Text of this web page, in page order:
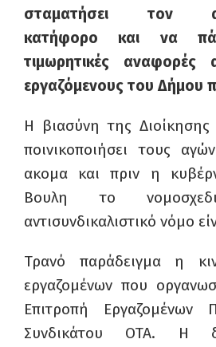
σταματήσει τον
κατήφορο και να
τιμωρητικές αναφορές
εργαζόμενους του Δήμου
Η βιασύνη της
ποινικοποιήσει τους
ακομα και πριν η
Βουλη το
αντισυνδικαλιστικό νόμο
Τρανό παράδειγμα η
εργαζομένων που
Επιτροπή Εργαζομένων
Συνδικάτου ΟΤΑ. Η